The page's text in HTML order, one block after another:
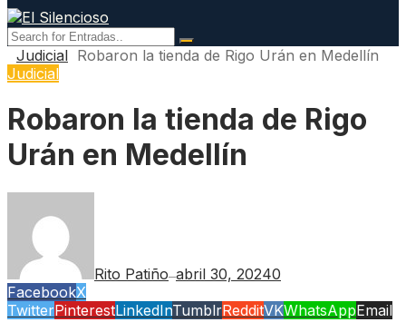
Judicial Robaron la tienda de Rigo Urán en Medellín
Judicial
Robaron la tienda de Rigo
Urán en Medellín
Rito Patiño—abril 30, 20240
FacebookX
TwitterPinterestLinkedInTumblrRedditVKWhatsAppEmail